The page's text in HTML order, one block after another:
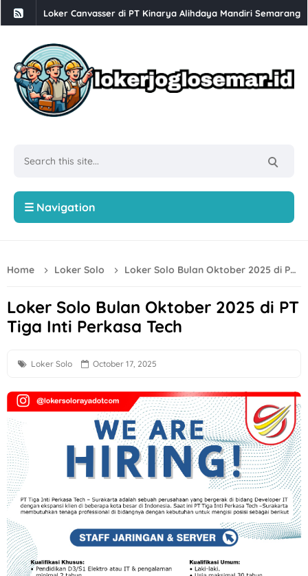
Loker Supervisor, Staff Dapur, Staff Kebersihan dan Cuci
Loker Solo 3 Posisi di PT Pracima Boga Sana
Loker Bulan Agustus 2026 di PT Prima Parquet Indonesia
Lowongan Kerja XLC Promotor di XLSmart Semarang
Loker PT Generasi Motor Sukses Solo Posisi Security, Driver
Loker PROJMX Apparel Solo Baru untuk Lulusan D3/S1
Loker Sales Counter, Helper Toko di Toko Super Grosir
Loker Crew Dapur, Kepala Outlet di Djuragan Group
Loker Perbankan Sukoharjo Lulusan SMA dan D3 di PT
Loker Solo Terbaru Lulusan D3 di Sayekti
Lowongan Kerja Perusahaan F&B di Waroeng Tokyo
Loker Kota Semarang di CV Bumi Raya Indonesia Bulan
Loker Crew Gudang Produksi di Keprabon Group Sukoharjo
Loker Supervisor Store dan Barista di Pangestu Coffee
Loker Technical Sales, Social Media & Counter Officer di
Loker Operator Mesin Kayu, Tukang Kayu PT Venus Java
☰ Navigation
Home Loker Solo Loker Solo Bulan Oktober 2025 di PT Tiga Inti Perkasa Tech
Loker Solo Bulan Oktober 2025 di PT
Tiga Inti Perkasa Tech
Loker Solo October 17, 2025